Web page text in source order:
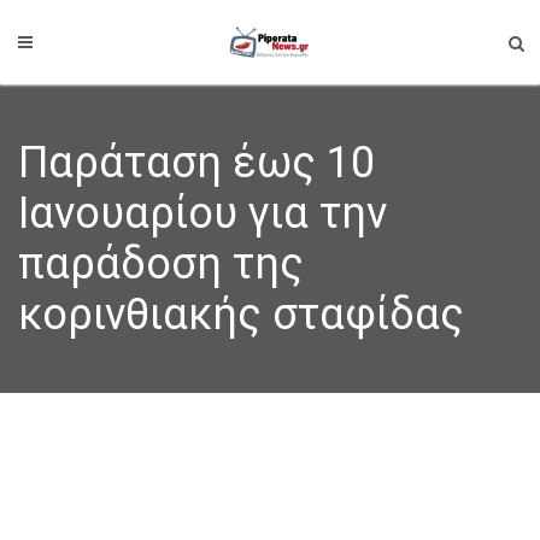
Παράταση έως 10
Ιανουαρίου για την
παράδοση της
κορινθιακής σταφίδας